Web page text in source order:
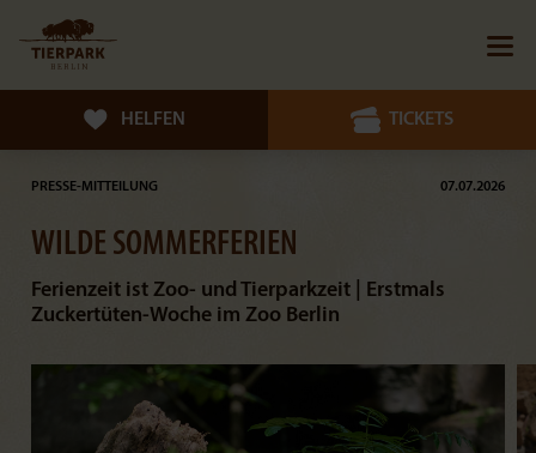
HELFEN TICKETS
07.07.2026
PRESSE-MITTEILUNG
WILDE SOMMERFERIEN
Ferienzeit ist Zoo- und Tierparkzeit | Erstmals
Zuckertüten-Woche im Zoo Berlin